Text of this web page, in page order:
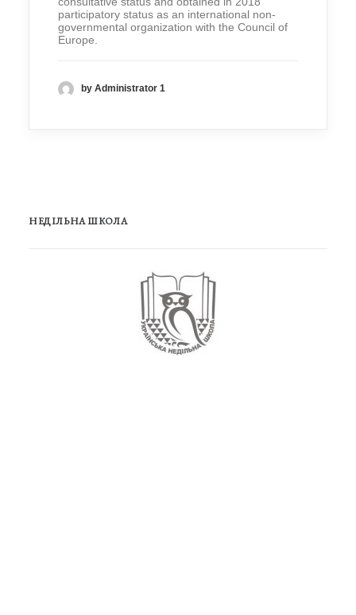
participatory status as an international non-
governmental organization with the Council of
Europe.
by Administrator 1
НЕДІЛЬНА ШКОЛА